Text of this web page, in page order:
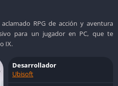
aclamado RPG de acción y aventura
para un jugador en PC, que te
IX.
Desarrollador
Ubisoft